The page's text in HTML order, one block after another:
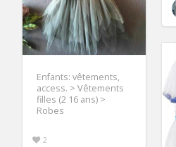
Enfants: vêtements,
access. > Vêtements
filles (2 16 ans) >
Robes
2